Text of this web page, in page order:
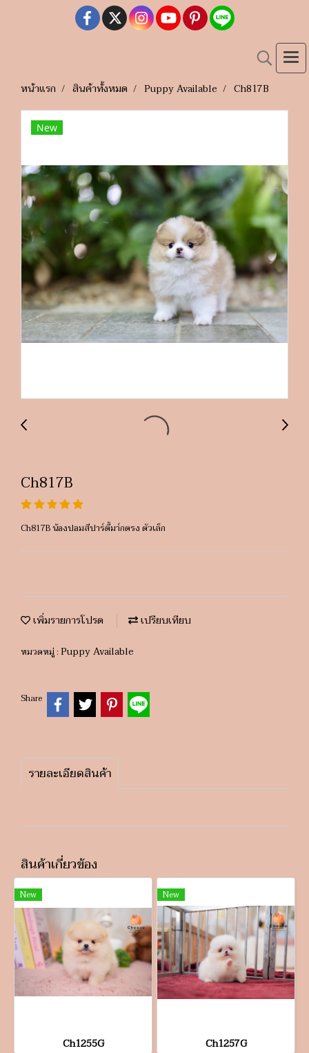
หน้าแรก สินค้าทั้งหมด Puppy Available Ch817B
New
Ch817B
Ch817B น้องปอมสีปาร์ตี้มา์กตรง ตัวเล็ก
เพิ่มรายการโปรด เปรียบเทียบ
หมวดหมู่ : Puppy Available
Share
รายละเอียดสินค้า
สินค้าเกี่ยวข้อง
New
Ch1255G
New
Ch1257G